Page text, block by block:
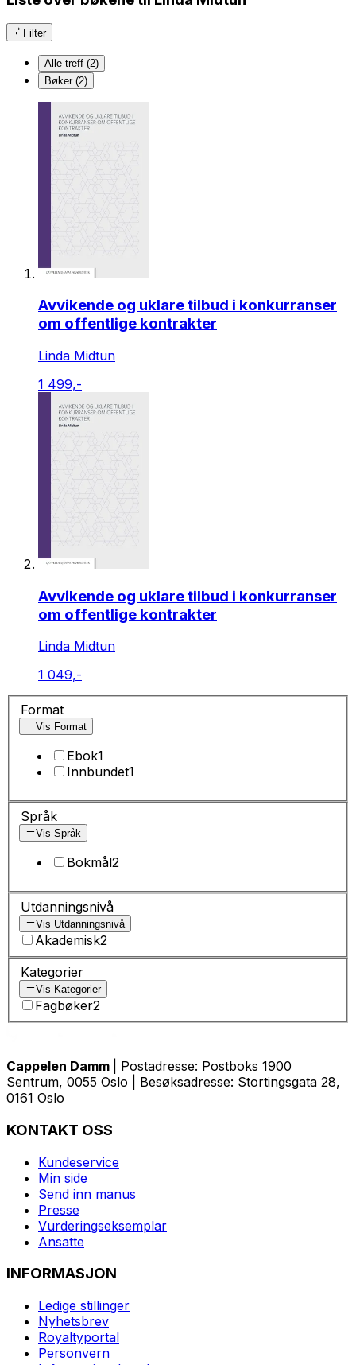
Filter
Alle treff (2)
Bøker (2)
Avvikende og uklare tilbud i konkurranser
om offentlige kontrakter
Linda Midtun
1 499,-
Avvikende og uklare tilbud i konkurranser
om offentlige kontrakter
Linda Midtun
1 049,-
Format
Vis Format
Ebok1
Innbundet1
Språk
Vis Språk
Bokmål2
Utdanningsnivå
Vis Utdanningsnivå
Akademisk2
Kategorier
Vis Kategorier
Fagbøker2
Cappelen Damm
| Postadresse: Postboks 1900
Sentrum, 0055 Oslo | Besøksadresse: Stortingsgata 28,
0161 Oslo
KONTAKT OSS
Kundeservice
Min side
Send inn manus
Presse
Vurderingseksemplar
Ansatte
INFORMASJON
Ledige stillinger
Nyhetsbrev
Royaltyportal
Personvern